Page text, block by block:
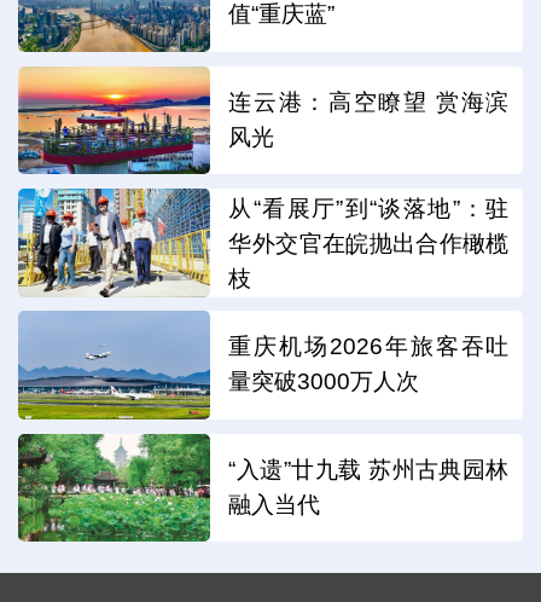
值“重庆蓝”
连云港：高空瞭望 赏海滨
风光
从“看展厅”到“谈落地”：驻
华外交官在皖抛出合作橄榄
枝
重庆机场2026年旅客吞吐
量突破3000万人次
“入遗”廿九载 苏州古典园林
融入当代